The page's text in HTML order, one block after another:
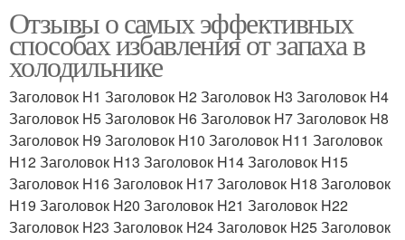
Отзывы о самых эффективных
способах избавления от запаха в
холодильнике
Заголовок H1 Заголовок H2 Заголовок H3 Заголовок H4
Заголовок H5 Заголовок H6 Заголовок H7 Заголовок H8
Заголовок H9 Заголовок H10 Заголовок H11 Заголовок
H12 Заголовок H13 Заголовок H14 Заголовок H15
Заголовок H16 Заголовок H17 Заголовок H18 Заголовок
H19 Заголовок H20 Заголовок H21 Заголовок H22
Заголовок H23 Заголовок H24 Заголовок H25 Заголовок